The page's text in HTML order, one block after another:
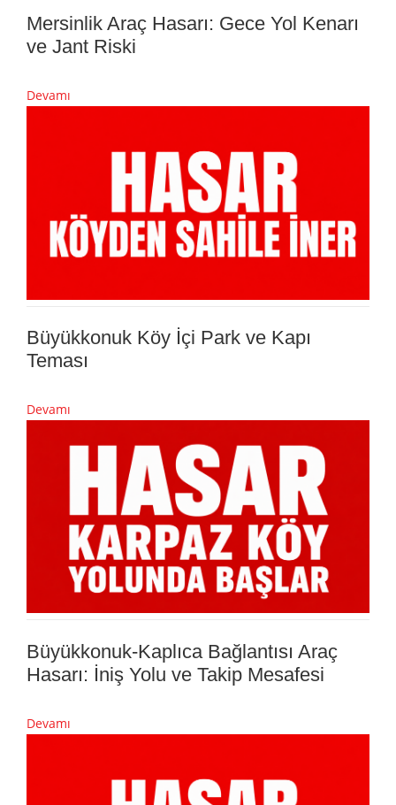
Mersinlik Araç Hasarı: Gece Yol Kenarı
ve Jant Riski
Devamı
Büyükkonuk Köy İçi Park ve Kapı
Teması
Devamı
Büyükkonuk-Kaplıca Bağlantısı Araç
Hasarı: İniş Yolu ve Takip Mesafesi
Devamı